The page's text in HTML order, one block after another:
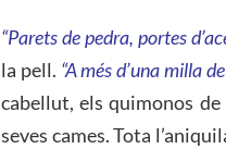
“Parets de pedra, portes
la pell. “A més d’una milla
cabellut, els quimonos
seves cames. Tota